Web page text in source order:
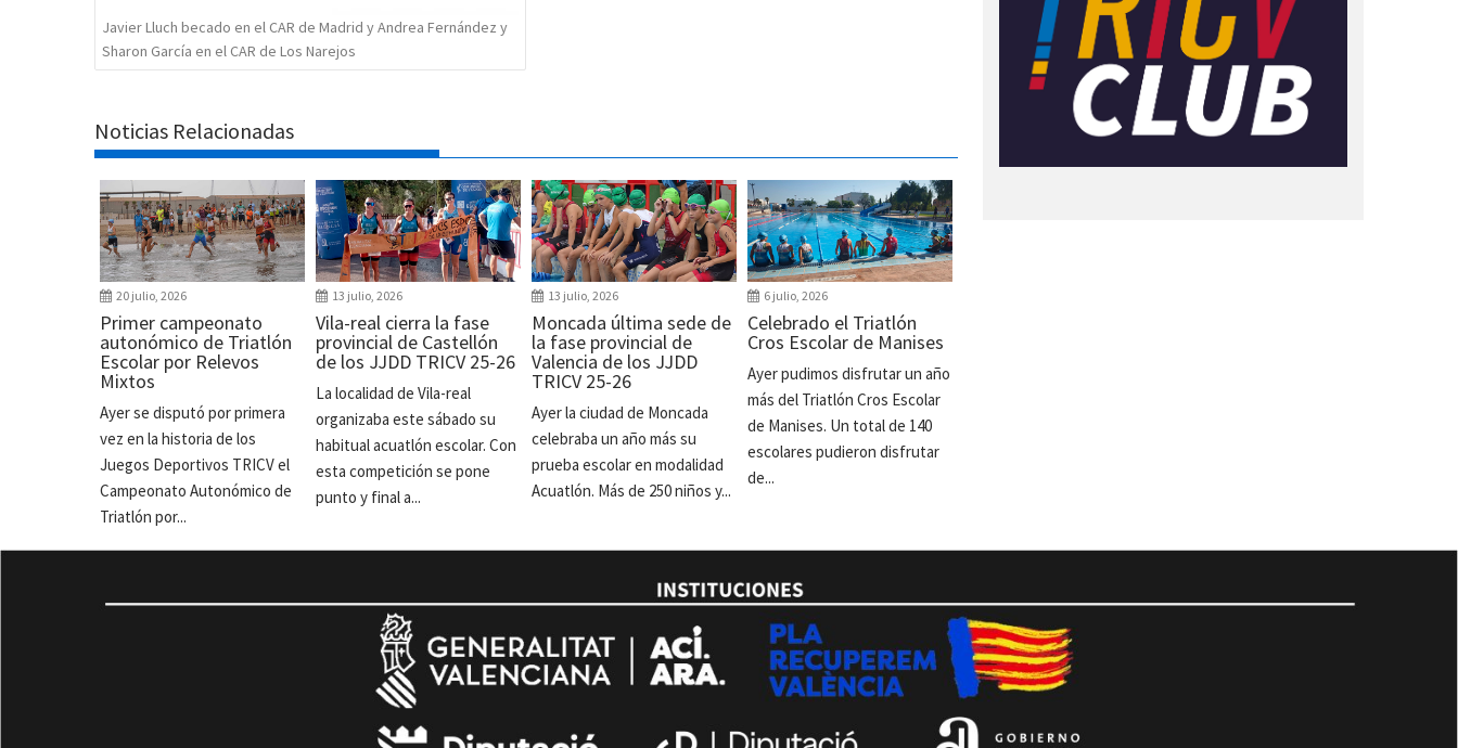
Javier Lluch becado en el CAR de Madrid y Andrea Fernández y
Sharon García en el CAR de Los Narejos
Noticias Relacionadas
20 julio, 2026
Primer campeonato
autonómico de Triatlón
Escolar por Relevos
Mixtos
Ayer se disputó por primera
vez en la historia de los
Juegos Deportivos TRICV el
Campeonato Autonómico de
Triatlón por...
13 julio, 2026
Vila-real cierra la fase
provincial de Castellón
de los JJDD TRICV 25-26
La localidad de Vila-real
organizaba este sábado su
habitual acuatlón escolar. Con
esta competición se pone
punto y final a...
13 julio, 2026
Moncada última sede de
la fase provincial de
Valencia de los JJDD
TRICV 25-26
Ayer la ciudad de Moncada
celebraba un año más su
prueba escolar en modalidad
Acuatlón. Más de 250 niños y...
6 julio, 2026
Celebrado el Triatlón
Cros Escolar de Manises
Ayer pudimos disfrutar un año
más del Triatlón Cros Escolar
de Manises. Un total de 140
escolares pudieron disfrutar
de...